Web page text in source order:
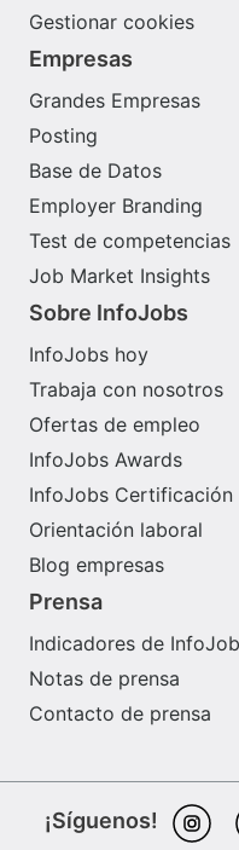
Gestionar cookies
Empresas
Grandes Empresas
Posting
Base de Datos
Employer Branding
Test de competencias
Job Market Insights
Sobre InfoJobs
InfoJobs hoy
Trabaja con nosotros
Ofertas de empleo
InfoJobs Awards
InfoJobs Certificación
Orientación laboral
Blog empresas
Prensa
Indicadores de
Notas de prensa
Contacto de prensa
¡Síguenos!